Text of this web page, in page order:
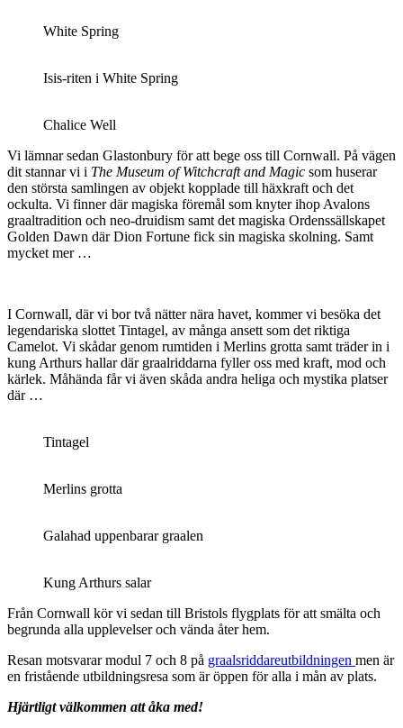
White Spring
Isis-riten i White Spring
Chalice Well
Vi lämnar sedan Glastonbury för att bege oss till Cornwall. På vägen
dit stannar vi i The Museum of Witchcraft and Magic som huserar
den största samlingen av objekt kopplade till häxkraft och det
ockulta. Vi finner där magiska föremål som knyter ihop Avalons
graaltradition och neo-druidism samt det magiska Ordenssällskapet
Golden Dawn där Dion Fortune fick sin magiska skolning. Samt
mycket mer …
I Cornwall, där vi bor två nätter nära havet, kommer vi besöka det
legendariska slottet Tintagel, av många ansett som det riktiga
Camelot. Vi skådar genom rumtiden i Merlins grotta samt träder in i
kung Arthurs hallar där graalriddarna fyller oss med kraft, mod och
kärlek. Måhända får vi även skåda andra heliga och mystika platser
där …
Tintagel
Merlins grotta
Galahad uppenbarar graalen
Kung Arthurs salar
Från Cornwall kör vi sedan till Bristols flygplats för att smälta och
begrunda alla upplevelser och vända åter hem.
Resan motsvarar modul 7 och 8 på graalsriddareutbildningen men är
en fristående utbildningsresa som är öppen för alla i mån av plats.
Hjärtligt välkommen att åka med!